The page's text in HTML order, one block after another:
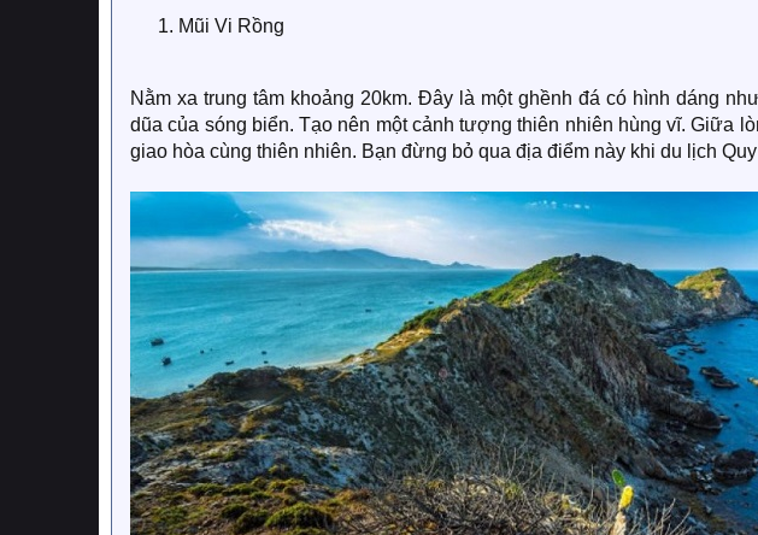
Mũi Vi Rồng
Nằm xa trung tâm khoảng 20km. Đây là một ghềnh đá có hình dáng
dũa của sóng biển. Tạo nên một cảnh tượng thiên nhiên hùng vĩ. Giữa
giao hòa cùng thiên nhiên. Bạn đừng bỏ qua địa điểm này khi du lịch